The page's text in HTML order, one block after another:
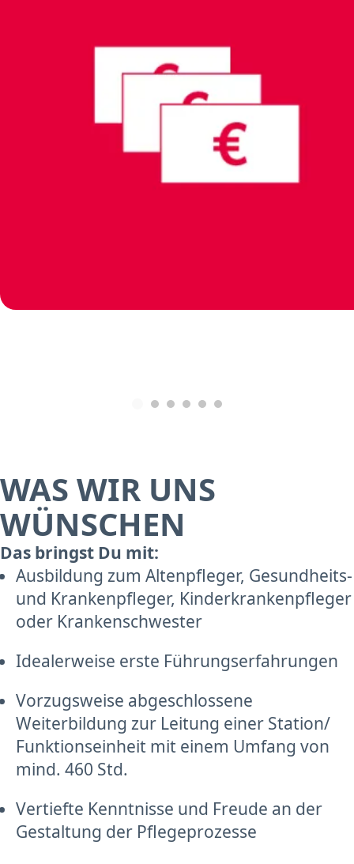
WAS WIR UNS
WÜNSCHEN
Das bringst Du mit:
Ausbildung zum Altenpfleger, Gesundheits-
und Krankenpfleger, Kinderkrankenpfleger
oder Krankenschwester
Idealerweise erste Führungserfahrungen
Vorzugsweise abgeschlossene
Weiterbildung zur Leitung einer Station/
Funktionseinheit mit einem Umfang von
mind. 460 Std.
Vertiefte Kenntnisse und Freude an der
Gestaltung der Pflegeprozesse